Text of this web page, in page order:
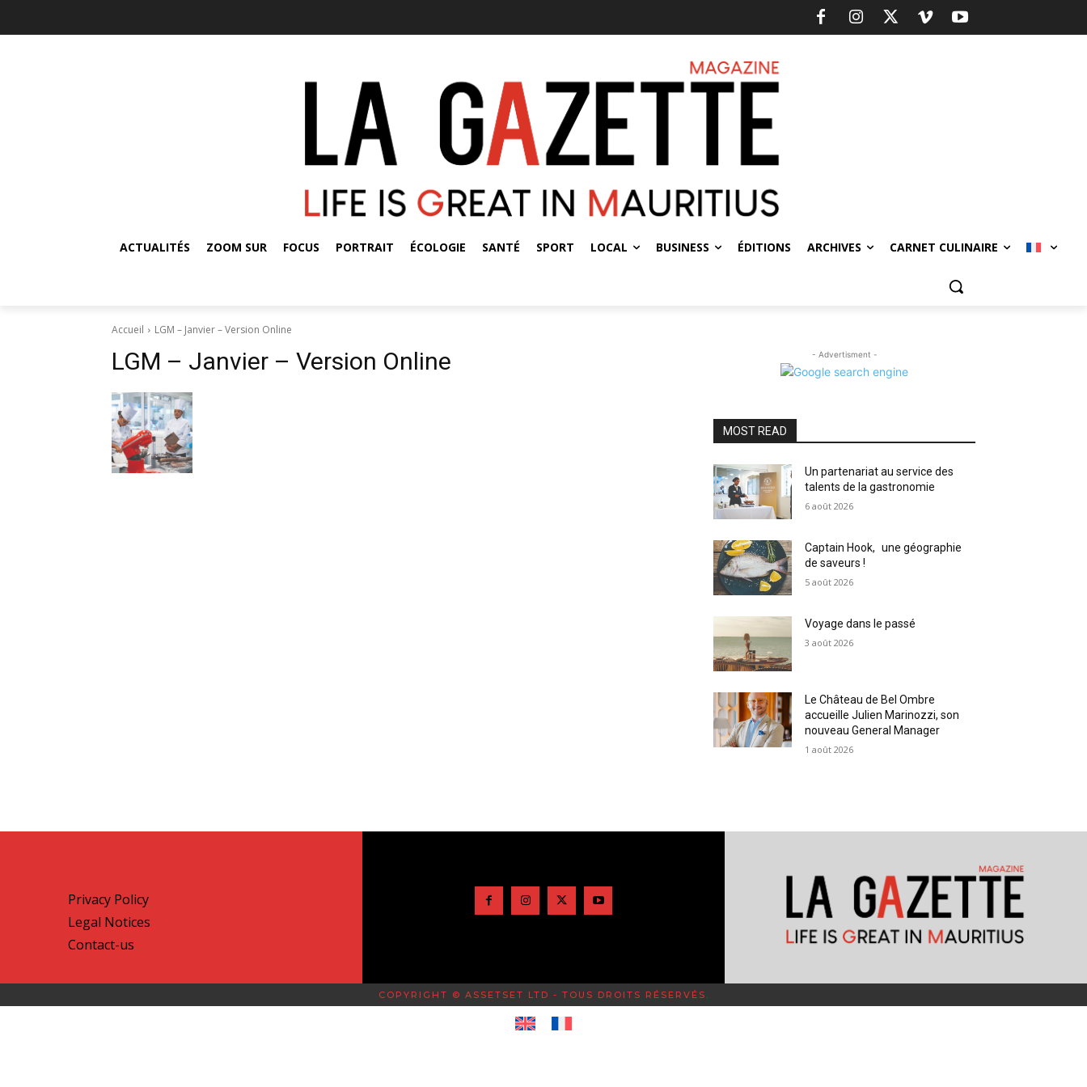
ACTUALITÉS ZOOM SUR FOCUS PORTRAIT ÉCOLOGIE SANTÉ SPORT LOCAL BUSINESS ÉDITIONS ARCHIVES CARNET CULINAIRE
Accueil LGM – Janvier – Version Online
LGM – Janvier – Version Online - Advertisment -
MOST READ
Un partenariat au service des
talents de la gastronomie
6 août 2026
Captain Hook, une géographie
de saveurs !
5 août 2026
Voyage dans le passé
3 août 2026
Le Château de Bel Ombre
accueille Julien Marinozzi, son
nouveau General Manager
1 août 2026
Privacy Policy
Legal Notices
Contact-us
COPYRIGHT © ASSETSET LTD - TOUS DROITS RÉSERVÉS.